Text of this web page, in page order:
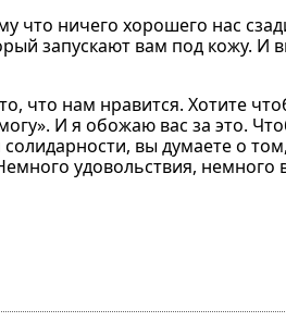
что ничего хорошего нас
запускают вам под кожу. И
что нам нравится. Хотите
И я обожаю вас за это.
вы думаете о
удовольствия,